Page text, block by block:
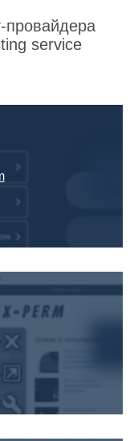
провайдера
service